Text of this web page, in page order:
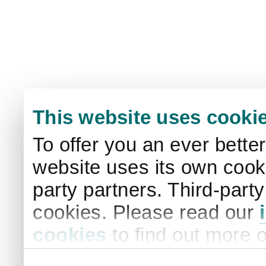
This website uses
To offer you an ever
website uses its own
party partners. Third-
cookies. Please read our
cookies to find out more